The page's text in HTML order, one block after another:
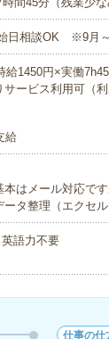
日相談OK ※9月～
1450円×実働
ービス利用可（利
給
本はメール対応で
ータ整理（エクセ
語力不要
仕事の仕